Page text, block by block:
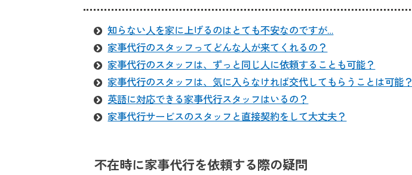
知らない人を家に上げるのはとても不安なのですが…
家事代行のスタッフってどんな人が来てくれるの？
家事代行のスタッフは、ずっと同じ人に依頼することも可能？
家事代行のスタッフは、気に入らなければ交代してもらうことは可能？
英語に対応できる家事代行スタッフはいるの？
家事代行サービスのスタッフと直接契約をして大丈夫？
不在時に家事代行を依頼する際の疑問